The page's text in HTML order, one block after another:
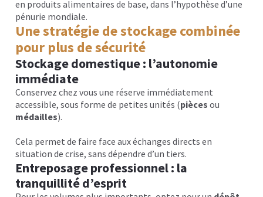
en produits alimentaires de base, dans l’hypothèse d’une
pénurie mondiale.
Une stratégie de stockage combinée
pour plus de sécurité
Stockage domestique : l’autonomie
immédiate
Conservez chez vous une réserve immédiatement
accessible, sous forme de petites unités (pièces ou
médailles).
Cela permet de faire face aux échanges directs en
situation de crise, sans dépendre d’un tiers.
Entreposage professionnel : la
tranquillité d’esprit